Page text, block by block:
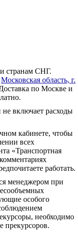
и странам СНГ.
Московская область, г.
по Москве и
не включает расходы
кабинете, чтобы
всех
«Транспортная
работать.
менеджером при
особого
необходимо
прекурсоров.